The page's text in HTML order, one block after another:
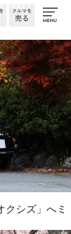
シズ」へミ